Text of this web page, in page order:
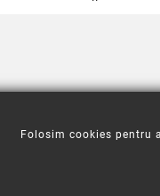
Folosim cookies pentru